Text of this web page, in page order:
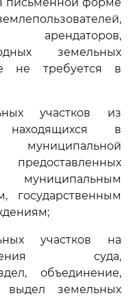
земельных
не требуется в
участков из
находящихся в
муниципальной
муниципальным
государственным
участков на
суда,
объединение,
выдел земельных